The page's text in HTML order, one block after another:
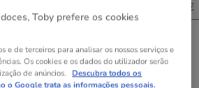
17.39€
Toby prefere os cookies
e de terceiros para analisar os nossos serviços e
Os cookies e os dados do utilizador serão
de anúncios. Descubra todos os
o Google trata as informações pessoais.